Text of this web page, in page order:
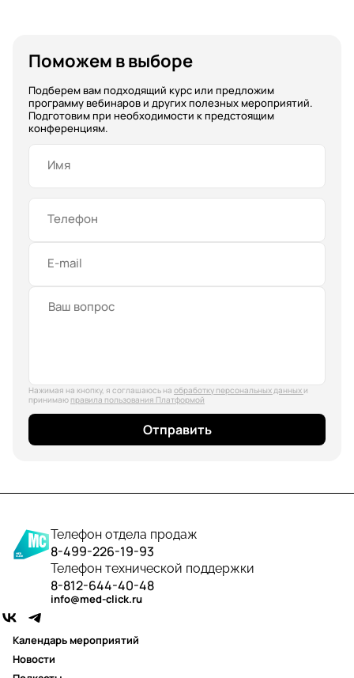
Поможем в выборе
Подберем вам подходящий курс или предложим
программу вебинаров и других полезных мероприятий.
Подготовим при необходимости к предстоящим
конференциям.
Имя
Телефон
E-mail
Нажимая на кнопку, я соглашаюсь на обработку персональных данных и
принимаю правила пользования Платформой
Отправить
Телефон отдела продаж
8-499-226-19-93
Телефон технической поддержки
8-812-644-40-48
info@med-click.ru
Календарь мероприятий
Новости